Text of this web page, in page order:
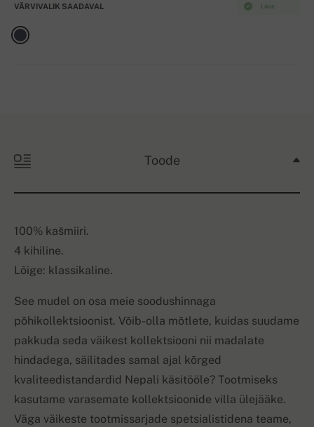
Laos
VÄRVIVALIK SAADAVAL
Toode
100% kašmiiri.
4 kihiline.
Lõige: klassikaline.
See mudel on osa meie soodushinnaga
põhikollektsioonist. Võib-olla mõtlete, kuidas suudame
pakkuda seda väikest kollektsiooni nii madalate
hindadega, säilitades samal ajal kõrged
kvaliteedistandardid Nepali käsitööle? Tootmiseks
kasutame varasemate kollektsioonide villa ülejääke.
Väga väikeste tootmissarjade spetsialistidena teame,